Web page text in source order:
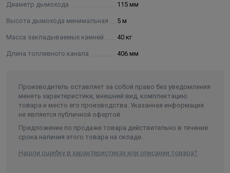
дверца
Диаметр дымохода 115 мм
Высота дымохода минимальная 5 м
Масса закладываемых камней 40 кг
Длина топливного канала 406 мм
Производитель оставляет за собой право без уведомления
менять характеристики, внешний вид, комплектацию
товара и место его производства. Указанная информация
не является публичной офертой.
Предложение по продаже товара действительно в течение
срока наличия этого товара на складе.
Нашли ошибку в характеристиках или описании товара?